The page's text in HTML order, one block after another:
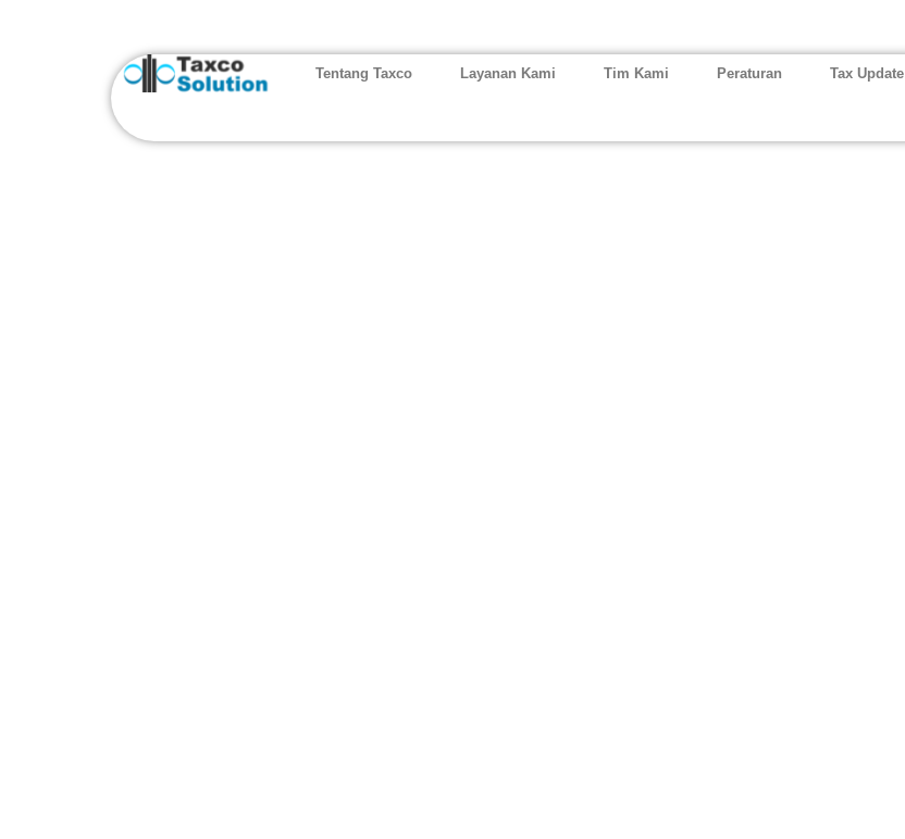
Tentang Taxco Layanan Kami Tim Kami Peraturan Tax Update